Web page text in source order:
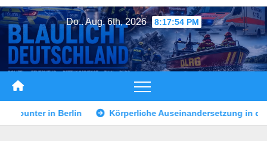
Zum
Inhalt
springen
Do.. Aug. 6th, 2026 8:17:56 PM
Auseinandersetzung in der Landshuter Altstadt Mann